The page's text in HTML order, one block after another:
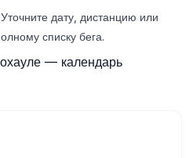
дату, дистанцию или
списку бега.